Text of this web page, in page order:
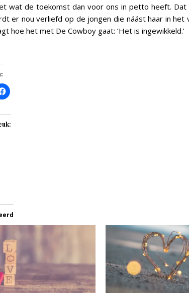
wat de toekomst dan voor ons in petto heeft. Dat
er nou verliefd op de jongen die náást haar in
hoe het met De Cowboy gaat: ‘Het is ingewikkeld.’
Klik
om
op
Facebook
(Wordt